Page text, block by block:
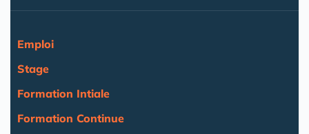
Emploi
Stage
Formation Intiale
Formation Continue